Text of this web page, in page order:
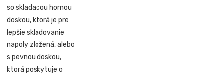
so skladacou hornou
doskou, ktorá je pre
lepšie skladovanie
napoly zložená, alebo
s pevnou doskou,
ktorá poskytuje o